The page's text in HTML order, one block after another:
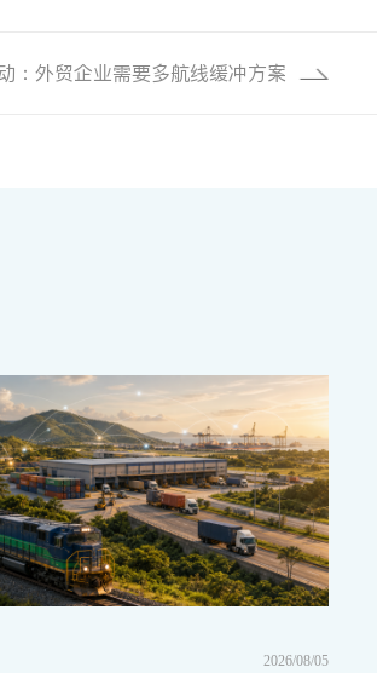
：外贸企业需要多航线缓冲方案
2026/08/05